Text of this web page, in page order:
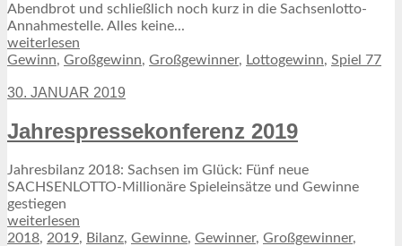
Abendbrot und schließlich noch kurz in die Sachsenlotto-
Annahmestelle. Alles keine...
weiterlesen
Gewinn, Großgewinn, Großgewinner, Lottogewinn, Spiel 77
30. JANUAR 2019
Jahrespressekonferenz 2019
Jahresbilanz 2018: Sachsen im Glück: Fünf neue
SACHSENLOTTO-Millionäre Spieleinsätze und Gewinne
gestiegen
weiterlesen
2018, 2019, Bilanz, Gewinne, Gewinner, Großgewinner,